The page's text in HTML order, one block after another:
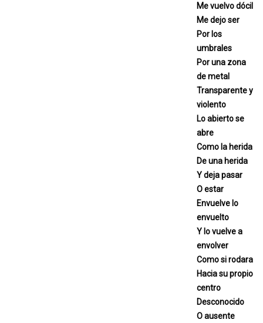
Me vuelvo dócil
Me dejo ser
Por los
umbrales
Por una zona
de metal
Transparente y
violento
Lo abierto se
abre
Como la herida
De una herida
Y deja pasar
O estar
Envuelve lo
envuelto
Y lo vuelve a
envolver
Como si rodara
Hacia su propio
centro
Desconocido
O ausente